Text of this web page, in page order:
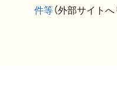
件等（外部サイト